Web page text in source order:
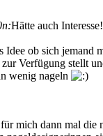
Hätte auch
Idee ob sich jemand
Verfügung stellt
wenig nageln
mich dann mal die